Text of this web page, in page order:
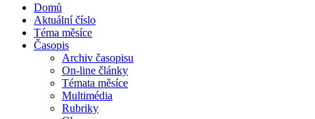
Domů
Aktuální číslo
Téma měsíce
Časopis
Archiv časopisu
On-line články
Témata měsíce
Multimédia
Rubriky